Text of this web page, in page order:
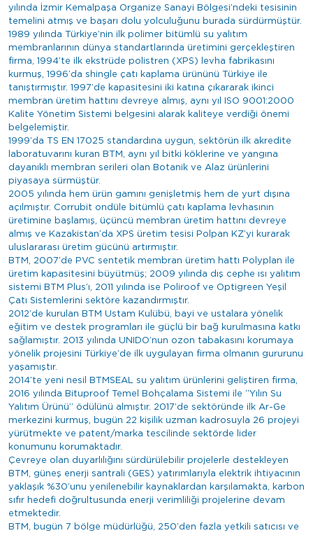
yılında İzmir Kemalpaşa Organize Sanayi Bölgesi’ndeki tesisinin
temelini atmış ve başarı dolu yolculuğunu burada sürdürmüştür.
1989 yılında Türkiye’nin ilk polimer bitümlü su yalıtım
membranlarının dünya standartlarında üretimini gerçekleştiren
firma, 1994’te ilk ekstrüde polistren (XPS) levha fabrikasını
kurmuş, 1996’da shingle çatı kaplama ürününü Türkiye ile
tanıştırmıştır. 1997’de kapasitesini iki katına çıkararak ikinci
membran üretim hattını devreye almış, aynı yıl ISO 9001:2000
Kalite Yönetim Sistemi belgesini alarak kaliteye verdiği önemi
belgelemiştir.
1999’da TS EN 17025 standardına uygun, sektörün ilk akredite
laboratuvarını kuran BTM, aynı yıl bitki köklerine ve yangına
dayanıklı membran serileri olan Botanik ve Alaz ürünlerini
piyasaya sürmüştür.
2005 yılında hem ürün gamını genişletmiş hem de yurt dışına
açılmıştır. Corrubit ondüle bitümlü çatı kaplama levhasının
üretimine başlamış, üçüncü membran üretim hattını devreye
almış ve Kazakistan’da XPS üretim tesisi Polpan KZ’yi kurarak
uluslararası üretim gücünü artırmıştır.
BTM, 2007’de PVC sentetik membran üretim hattı Polyplan ile
üretim kapasitesini büyütmüş; 2009 yılında dış cephe ısı yalıtım
sistemi BTM Plus’ı, 2011 yılında ise Poliroof ve Optigreen Yeşil
Çatı Sistemlerini sektöre kazandırmıştır.
2012’de kurulan BTM Ustam Kulübü, bayi ve ustalara yönelik
eğitim ve destek programları ile güçlü bir bağ kurulmasına katkı
sağlamıştır. 2013 yılında UNIDO’nun ozon tabakasını korumaya
yönelik projesini Türkiye’de ilk uygulayan firma olmanın gururunu
yaşamıştır.
2014’te yeni nesil BTMSEAL su yalıtım ürünlerini geliştiren firma,
2016 yılında Bituproof Temel Bohçalama Sistemi ile “Yılın Su
Yalıtım Ürünü” ödülünü almıştır. 2017’de sektöründe ilk Ar-Ge
merkezini kurmuş, bugün 22 kişilik uzman kadrosuyla 26 projeyi
yürütmekte ve patent/marka tescilinde sektörde lider
konumunu korumaktadır.
Çevreye olan duyarlılığını sürdürülebilir projelerle destekleyen
BTM, güneş enerji santrali (GES) yatırımlarıyla elektrik ihtiyacının
yaklaşık %30’unu yenilenebilir kaynaklardan karşılamakta, karbon
sıfır hedefi doğrultusunda enerji verimliliği projelerine devam
etmektedir.
BTM, bugün 7 bölge müdürlüğü, 250’den fazla yetkili satıcısı ve